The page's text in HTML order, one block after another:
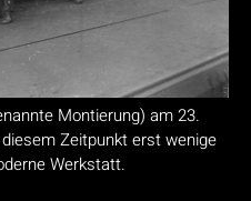
Montierung) am 23.
Zeitpunkt erst wenige
Werkstatt.